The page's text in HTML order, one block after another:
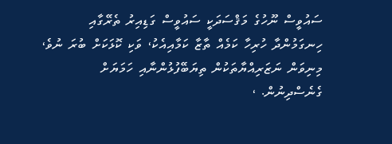
ސައުވީސް ނޫހުގެ މަޤްސަދަކީ ސައުވީސް ގަޑިއިރު ތެރޭގާއި
ހިނގަމުންދާ ހުރިހާ ކަމެއް ތާޒާ ކަމާއިއެކު، ވަކި ކޮޅަކަށް ބުރަ ނުވެ،
މިނިވަން ނަޒަރިއްޔާތަކުން ތިޔަބޭފުޅުންނާއި ހަމަޔަށް
ގެނެސްދިނުން. ،